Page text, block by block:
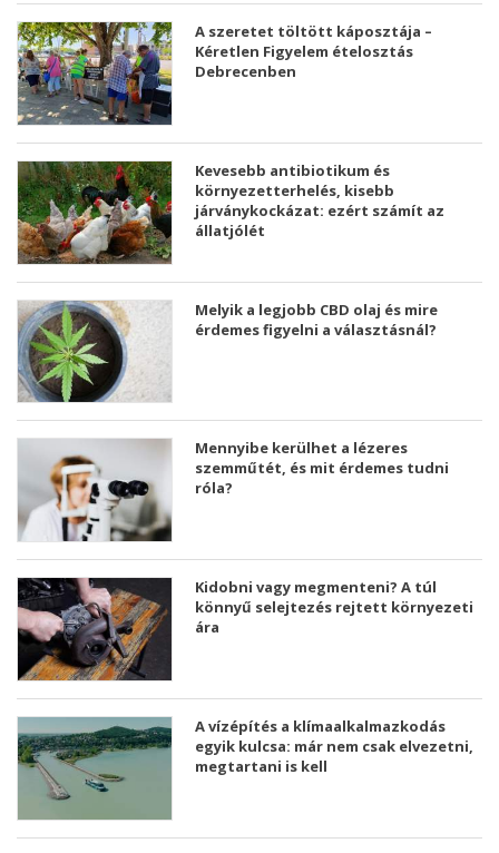
A szeretet töltött káposztája –
Kéretlen Figyelem ételosztás
Debrecenben
Kevesebb antibiotikum és
környezetterhelés, kisebb
járványkockázat: ezért számít az
állatjólét
Melyik a legjobb CBD olaj és mire
érdemes figyelni a választásnál?
Mennyibe kerülhet a lézeres
szemműtét, és mit érdemes tudni
róla?
Kidobni vagy megmenteni? A túl
könnyű selejtezés rejtett környezeti
ára
A vízépítés a klímaalkalmazkodás
egyik kulcsa: már nem csak elvezetni,
megtartani is kell